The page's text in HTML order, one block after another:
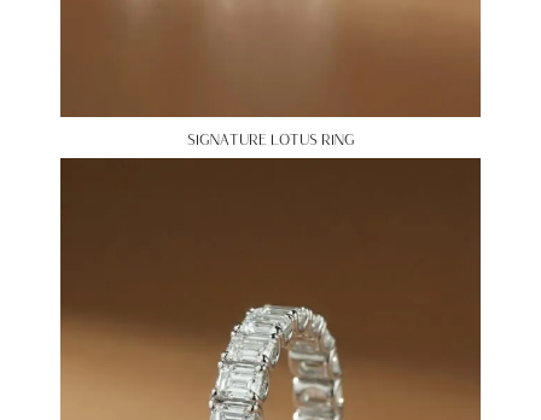
SIGNATURE LOTUS RING